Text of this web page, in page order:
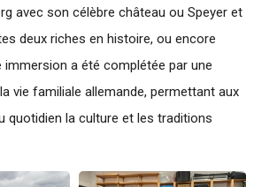
avec son célèbre château ou Speyer et
deux riches en histoire, ou encore
immersion a été complétée par une
vie familiale allemande, permettant aux
quotidien la culture et les traditions